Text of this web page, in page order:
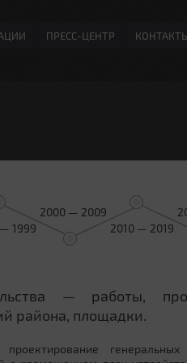
ПРЕСС-ЦЕНТР
1999
2000 — 2009
2010 — 2019
— работы,
района, площадки.